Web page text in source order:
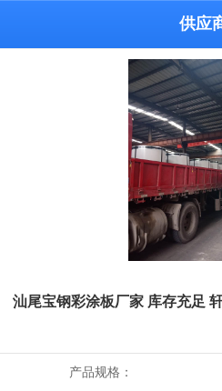
供应
汕尾宝钢彩涂板厂家 库存充足
产品规格：